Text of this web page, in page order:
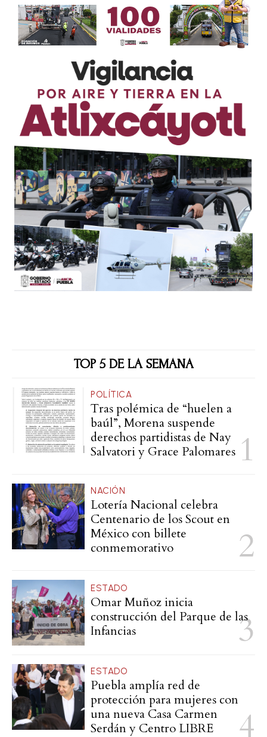
TOP 5 DE LA SEMANA
POLÍTICA
Tras polémica de “huelen a
baúl”, Morena suspende
derechos partidistas de Nay
Salvatori y Grace Palomares
NACIÓN
Lotería Nacional celebra
Centenario de los Scout en
México con billete
conmemorativo
ESTADO
Omar Muñoz inicia
construcción del Parque de las
Infancias
ESTADO
Puebla amplía red de
protección para mujeres con
una nueva Casa Carmen
Serdán y Centro LIBRE